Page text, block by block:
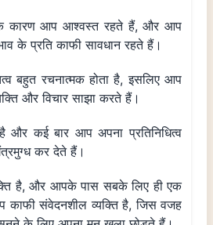
के कारण आप आश्वस्त रहते हैं, और आप
के प्रति काफी सावधान रहते हैं।
बहुत रचनात्मक होता है, इसलिए आप
और विचार साझा करते हैं।
कई बार आप अपना प्रतिनिधित्व
कर देते हैं।
है, और आपके पास सबके लिए ही एक
काफी संवेदनशील व्यक्ति है, जिस वजह